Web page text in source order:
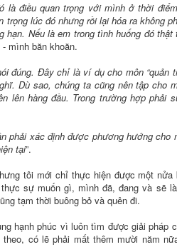
là điều quan trọng với mình ở thời
lúc đó nhưng rồi lại hóa ra không
hạn. Nếu là em trong tình huống đó
- mình băn khoăn.
đúng. Đây chỉ là ví dụ cho môn “quản
Dù sao, chúng ta cũng nên tập cho
lên hàng đầu. Trong trường hợp phải
phải xác định được phương hướng cho
tại”.
tôi mới chỉ thực hiện được một nửa
sự muốn gì, mình đã, đang và sẽ
tạm thời buông bỏ và quên đi.
hạnh phúc vì luôn tìm được giải pháp
có lẽ phải mất thêm mười năm